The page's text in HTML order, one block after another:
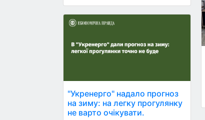
"Укренерго" надало прогноз
на зиму: на легку прогулянку
не варто очікувати.